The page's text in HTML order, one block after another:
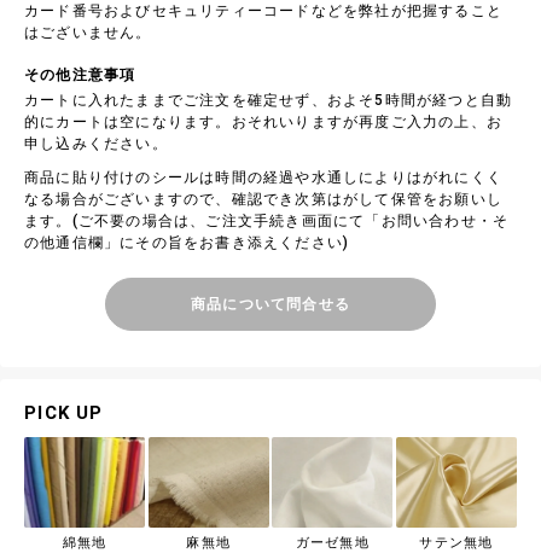
カード番号およびセキュリティーコードなどを弊社が把握すること
はございません。
その他注意事項
カートに入れたままでご注文を確定せず、およそ5時間が経つと自動
的にカートは空になります。おそれいりますが再度ご入力の上、お
申し込みください。
商品に貼り付けのシールは時間の経過や水通しによりはがれにくく
なる場合がございますので、確認でき次第はがして保管をお願いし
ます。(ご不要の場合は、ご注文手続き画面にて「お問い合わせ・そ
の他通信欄」にその旨をお書き添えください)
商品について問合せる
PICK UP
綿無地 麻無地 ガーゼ無地 サテン無地